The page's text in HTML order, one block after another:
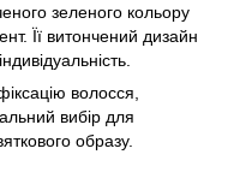
зеленого кольору
Її витончений дизайн
волосся,
вибір для
образу.